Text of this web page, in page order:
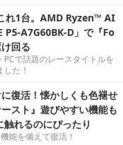
れ1台。AMD Ryzen™ AI
P5-A7G60BK-D」で『Fo
回る
で話題のレースタイトルを
た！
復活！懐かしくも色褪せ
スト』遊びやすい機能も
れるのにぴったり
能を備えて復活！